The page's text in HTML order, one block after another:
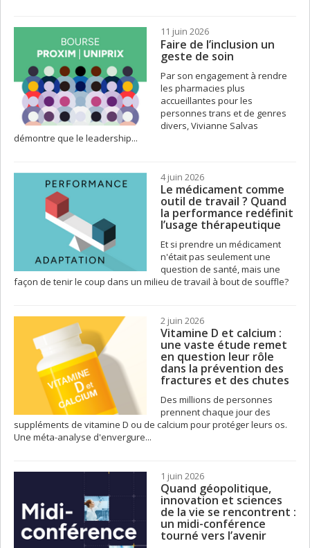
11 juin 2026
Faire de l’inclusion un
geste de soin
Par son engagement à rendre
les pharmacies plus
accueillantes pour les
personnes trans et de genres
divers, Vivianne Salvas
démontre que le leadership...
4 juin 2026
Le médicament comme
outil de travail ? Quand
la performance redéfinit
l’usage thérapeutique
Et si prendre un médicament
n'était pas seulement une
question de santé, mais une
façon de tenir le coup dans un milieu de travail à bout de souffle?
2 juin 2026
Vitamine D et calcium :
une vaste étude remet
en question leur rôle
dans la prévention des
fractures et des chutes
Des millions de personnes
prennent chaque jour des
suppléments de vitamine D ou de calcium pour protéger leurs os.
Une méta-analyse d'envergure...
1 juin 2026
Quand géopolitique,
innovation et sciences
de la vie se rencontrent :
un midi-conférence
tourné vers l’avenir